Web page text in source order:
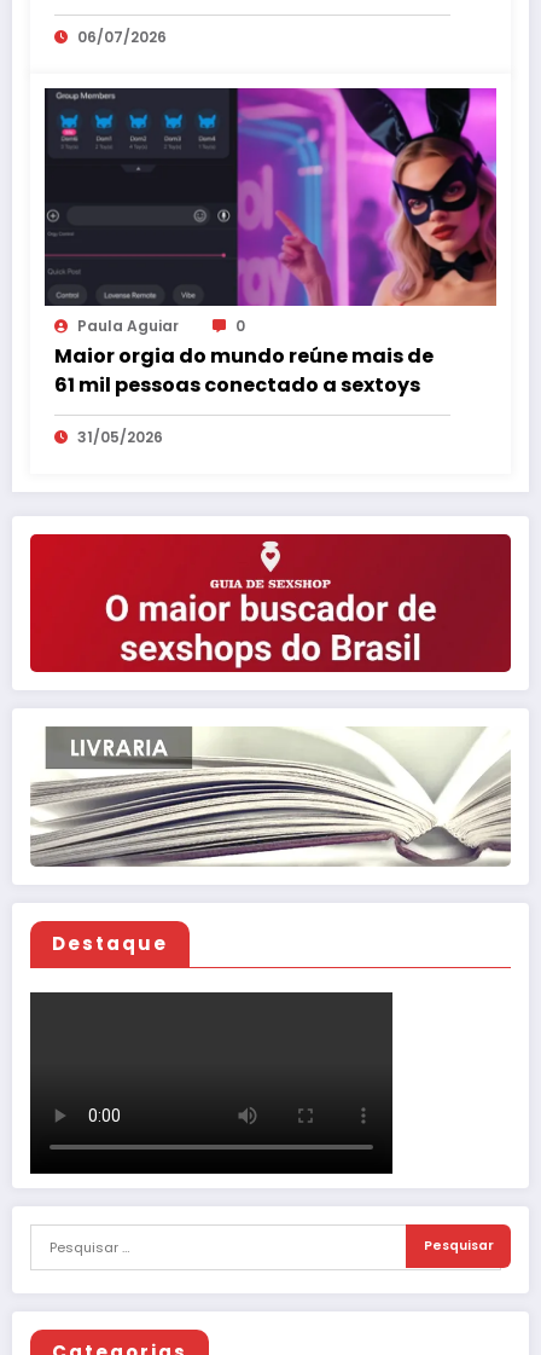
06/07/2026
Paula Aguiar 0
Maior orgia do mundo reúne mais de
61 mil pessoas conectado a sextoys
31/05/2026
Destaque